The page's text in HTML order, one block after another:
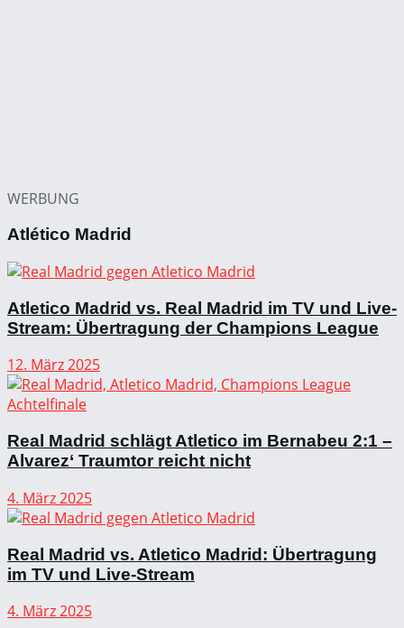
WERBUNG
Atlético Madrid
Atletico Madrid vs. Real Madrid im TV und Live-
Stream: Übertragung der Champions League
12. März 2025
Real Madrid schlägt Atletico im Bernabeu 2:1 –
Alvarez‘ Traumtor reicht nicht
4. März 2025
Real Madrid vs. Atletico Madrid: Übertragung
im TV und Live-Stream
4. März 2025